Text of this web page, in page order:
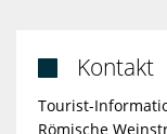
 Kontakt
Tourist-
Römische